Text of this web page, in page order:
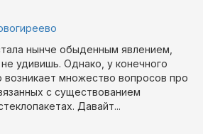
нынче обыденным явлением,
удивишь. Однако, у конечного
возникает множество вопросов про
с существованием
Давайт...